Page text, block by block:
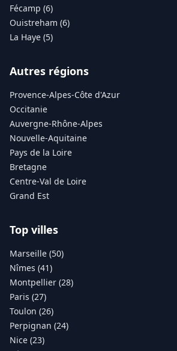
Fécamp (6)
Ouistreham (6)
La Haye (5)
Autres régions
Provence-Alpes-Côte d'Azur
Occitanie
Auvergne-Rhône-Alpes
Nouvelle-Aquitaine
Pays de la Loire
Bretagne
Centre-Val de Loire
Grand Est
Top villes
Marseille (50)
Nîmes (41)
Montpellier (28)
Paris (27)
Toulon (26)
Perpignan (24)
Nice (23)